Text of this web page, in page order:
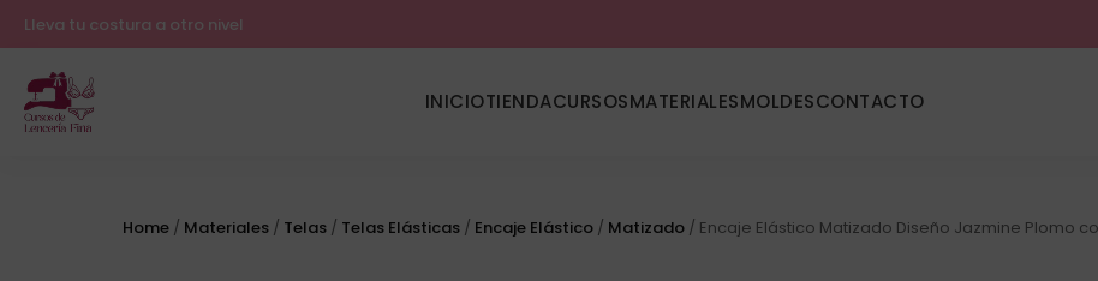
Lleva tu costura a otro nivel
INICIOTIENDACURSOSMATERIALESMOLDESCONTACTO
Home / Materiales / Telas / Telas Elásticas / Encaje Elástico / Matizado / Encaje Elástico Matizado Diseño Jazmine Plomo